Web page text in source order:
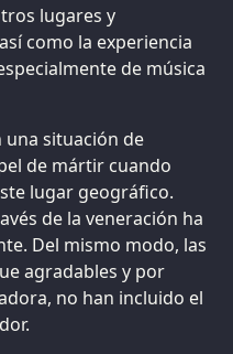
lugares y
como la experiencia
de música
una situación de
de mártir cuando
lugar geográfico.
de la veneración ha
Del mismo modo, las
agradables y por
no han incluido el